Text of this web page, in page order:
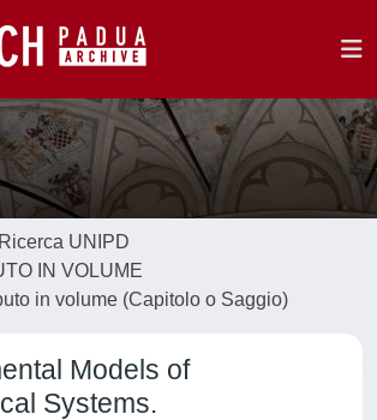
UNIPD
IN VOLUME
in volume (Capitolo o Saggio)
Models of
Systems.